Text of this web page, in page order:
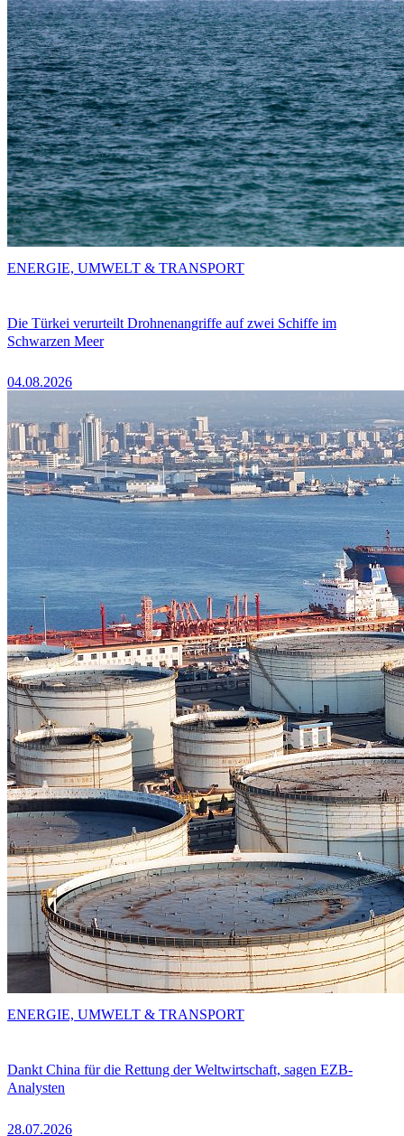
Die Türkei verurteilt Drohnenangriffe auf zwei Schiffe im
Schwarzen Meer
04.08.2026
ENERGIE, UMWELT & TRANSPORT
Dankt China für die Rettung der Weltwirtschaft, sagen EZB-
Analysten
28.07.2026
ENERGIE, UMWELT & TRANSPORT